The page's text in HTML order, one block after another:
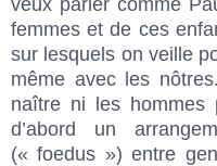
femmes et de ces
sur lesquels on veille
même avec les
naître ni les hommes
d’abord un
(« foedus ») entre